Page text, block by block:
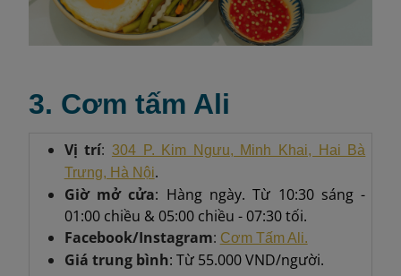
3. Cơm tấm Ali
Vị trí: 304 P. Kim Ngưu, Minh Khai, Hai Bà
Trưng, Hà Nội.
Giờ mở cửa: Hàng ngày. Từ 10:30 sáng -
01:00 chiều & 05:00 chiều - 07:30 tối.
Facebook/Instagram: Cơm Tấm Ali.
Giá trung bình: Từ 55.000 VND/người.